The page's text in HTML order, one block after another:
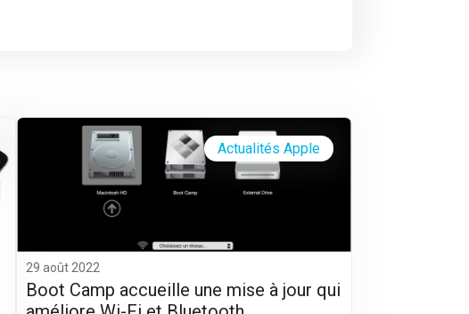
29 août 2022
Boot Camp accueille une mise à jour qui
Actualités Apple